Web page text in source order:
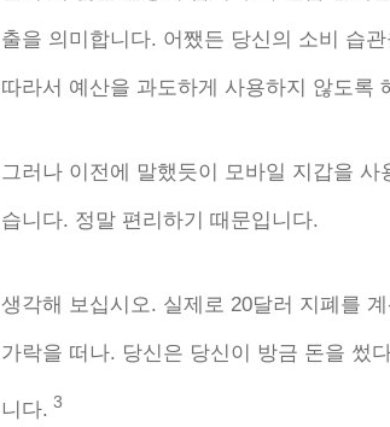
출을 의미합니다. 어쨌든 당신의 소비 습
따라서 예산을 과도하게 사용하지 않도록
그러나 이전에 말했듯이 모바일 지갑을
습니다. 정말 편리하기 때문입니다.
생각해 보십시오. 실제로 20달러 지폐를
가락을 떠나. 당신은 당신이 방금 돈을 썼
니다. 3